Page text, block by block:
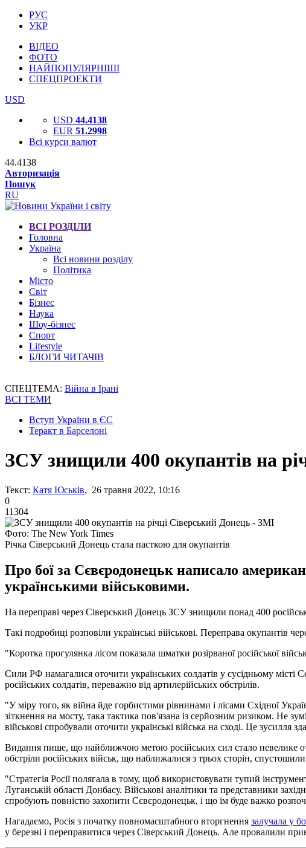
РУС
УКР
ВІДЕО
ФОТО
НАЙПОПУЛЯРНІШІ
СПЕЦПРОЕКТИ
USD
USD 44.4138
EUR 51.2998
Всі курси валют
44.4138
Авторизація
Пошук
RU
ВСІ РОЗДІЛИ
Головна
Україна
Всі новини розділу
Політика
Місто
Світ
Бізнес
Наука
Шоу-бізнес
Спорт
Lifestyle
БЛОГИ ЧИТАЧІВ
СПЕЦТЕМА: Війна в Ірані
ВСІ ТЕМИ
Вступ України в ЄС
Теракт в Барселоні
ЗСУ знищили 400 окупантів на
Текст: Катя Юськів, 26 травня 2022, 10:16
0
11304
Фото: The New York Times
Річка Сіверський Донець стала пасткою для окупантів
Про бої за Сєвєродонецьк написало
українськими військовими.
На переправі через Сіверський Донець ЗСУ знищили понад 400
Такі подробиці розповіли українські військові. Переправа окупантів
"Коротка прогулянка лісом показала шматки розірваної російської
Сили РФ намагалися оточити українських солдатів у сусідньому місті
російських солдатів, переважно від артилерійських обстрілів.
"У міру того, як війна йде горбистими рівнинами і лісами Східної
зіткнення на мосту, така тактика пов'язана із серйозним ризиком. Не
військові спробували оточити українські війська на сході. Це зусилля
Видання пише, що найближчою метою російських сил стало невелике
обстріли російських військ, що наближалися з трьох сторін,
"Стратегія Росії полягала в тому, щоб використовувати тупий
Луганській області Донбасу. Військові аналітики та представники
спробують повністю захопити Сєвєродонецьк, і що їм буде важко
Нагадаємо, Росія з початку повномасштабного вторгнення залучала у
у березні і переправитися через Сіверський Донець. Але провалили